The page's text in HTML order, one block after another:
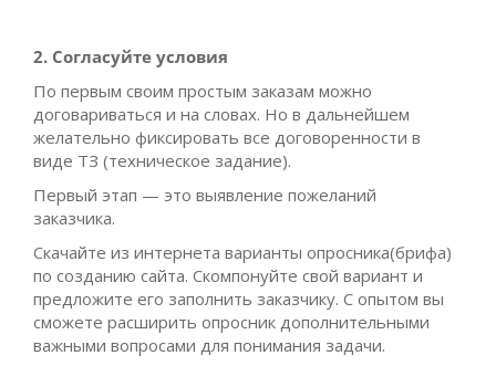
2. Согласуйте условия
По первым своим простым заказам можно
договариваться и на словах. Но в дальнейшем
желательно фиксировать все договоренности в
виде ТЗ (техническое задание).
Первый этап — это выявление пожеланий
заказчика.
Скачайте из интернета варианты опросника(брифа)
по созданию сайта. Скомпонуйте свой вариант и
предложите его заполнить заказчику. С опытом вы
сможете расширить опросник дополнительными
важными вопросами для понимания задачи.